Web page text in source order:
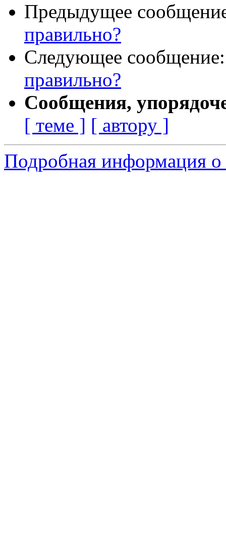
Предыдущее
правильно?
Следующее
правильно?
Сообщения,
[ теме ] [ автору ]
Подробная информация